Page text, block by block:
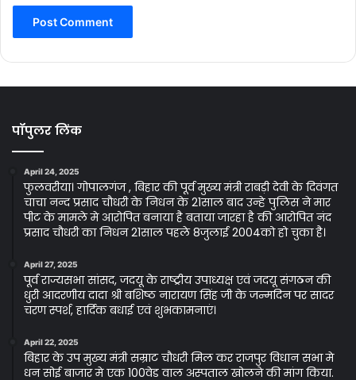
पॉपुलर लिंक
April 24, 2025
फुलवरीया। गोपालगंज , बिहार की पूर्व मुख्य मंत्री राबड़ी देवी के दिवंगत
चाचा नन्द प्रसाद चौधरी के निधन के 21साल बाद उन्हे पुलिस ने मार
पीट के मामले मे आरोपित बनाया है बताया जारहा है की आरोपित नंद
प्रसाद चौधरी का निधन 21साल पहले 8जुलाई 2004को हो चुका है।
April 27, 2025
पूर्व राज्यसभा सांसद, जदयू के राष्ट्रीय उपाध्यक्ष एवं जदयू संगठन की
धुरी आदरणीय दादा श्री बशिष्ठ नारायण सिंह जी के जन्मदिन पर सादर
चरण स्पर्श, हार्दिक बधाई एवं शुभकामनाएं।
April 22, 2025
बिहार के उप मुख्य मंत्री सम्राट चौधरी मिल कर राजपुर विधान सभा मे
धन सोई बाजार मे एक 100वेड वाल अस्पताल खोलने की मांग किया.